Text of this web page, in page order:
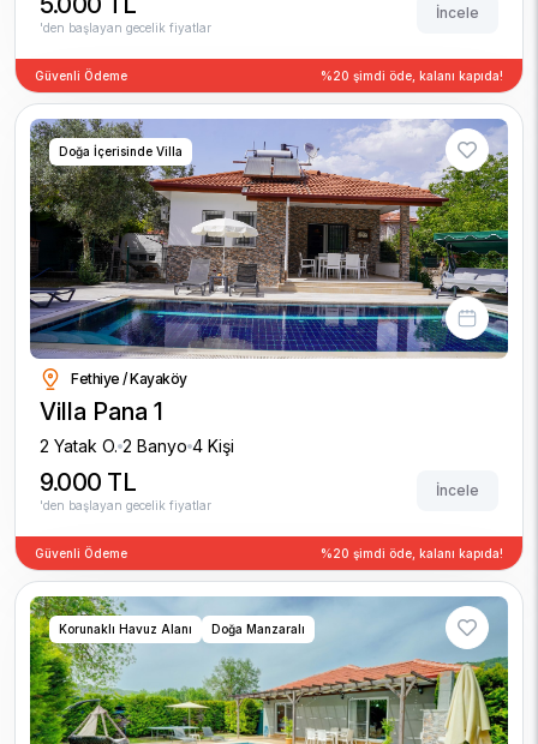
'den başlayan gecelik fiyatlar
İncele
Güvenli Ödeme %20 şimdi öde, kalanı kapıda!
Doğa İçerisinde Villa
Fethiye / Kayaköy
Villa Pana 1
2 Yatak O. 2 Banyo 4 Kişi
9.000 TL
'den başlayan gecelik fiyatlar
İncele
Güvenli Ödeme %20 şimdi öde, kalanı kapıda!
Korunaklı Havuz Alanı Doğa Manzaralı